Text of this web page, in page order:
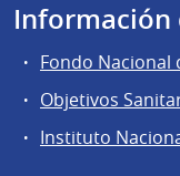
Información
Fondo Nacional
Objetivos
Instituto